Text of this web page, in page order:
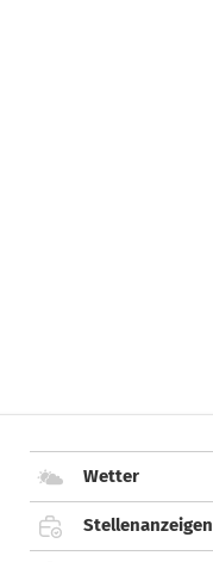
Wetter
Stellenanzeigen